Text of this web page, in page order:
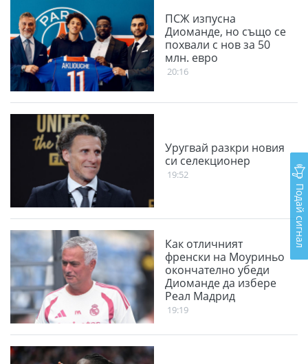
ПСЖ изпусна
Диоманде, но също се
похвали с нов за 50
млн. евро
20:16
Уругвай разкри новия
си селекционер
19:52
Как отличният
френски на Моуриньо
окончателно убеди
Диоманде да избере
Реал Мадрид
19:19
Подай сигнал